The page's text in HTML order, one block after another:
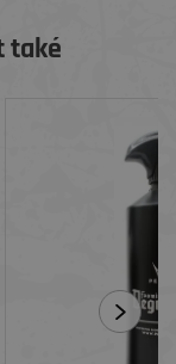
také